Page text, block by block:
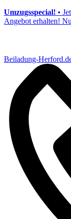
Umzugsspecial! •
Angebot erhalten!
Beiladung-